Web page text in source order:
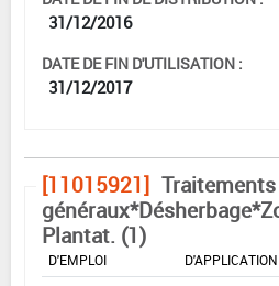
31/12/2016
DATE DE FIN D'UTILISATION :
31/12/2017
[11015921] Traitements
Plantat. (1)
DOSE MAX
D'EMPLOI
D'APPLICATION